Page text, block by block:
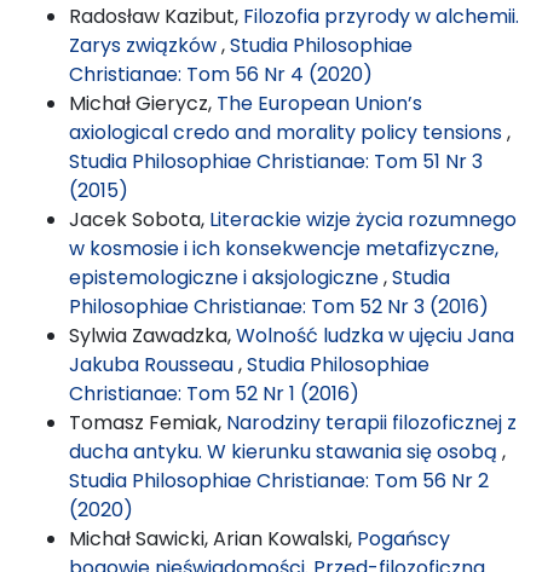
Radosław Kazibut, Filozofia przyrody w alchemii.
Zarys związków,Studia Philosophiae
Christianae: Tom 56 Nr 4 (2020)
Michał Gierycz, The European Union’s
axiological credo and morality policy tensions,
Studia Philosophiae Christianae: Tom 51 Nr 3
(2015)
Jacek Sobota, Literackie wizje życia rozumnego
w kosmosie i ich konsekwencje metafizyczne,
epistemologiczne i aksjologiczne,Studia
Philosophiae Christianae: Tom 52 Nr 3 (2016)
Sylwia Zawadzka,Wolność ludzka w ujęciu Jana
Jakuba Rousseau,Studia Philosophiae
Christianae: Tom 52 Nr 1 (2016)
Tomasz Femiak, Narodziny terapii filozoficznej z
ducha antyku. W kierunku stawania się osobą ,
Studia Philosophiae Christianae: Tom 56 Nr 2
(2020)
Michał Sawicki, Arian Kowalski, Pogańscy